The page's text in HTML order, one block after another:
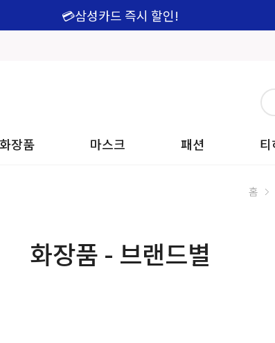
💳삼성카드 즉시 할인!
화장품 마스크 패션
홈
화장품 - 브랜드별